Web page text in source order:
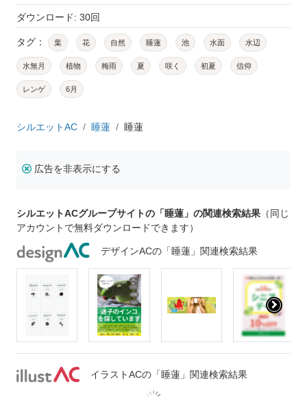
ダウンロード: 30回
タグ： 葉 花 自然 睡蓮 池 水面 水辺
水無月 植物 梅雨 夏 咲く 初夏 信仰
レンゲ 6月
シルエットAC 睡蓮 睡蓮
広告を非表示にする
シルエットACグループサイトの「睡蓮」の関連検索結果 （同じ
アカウントで無料ダウンロードできます）
デザインACの「睡蓮」関連検索結果
イラストACの「睡蓮」関連検索結果